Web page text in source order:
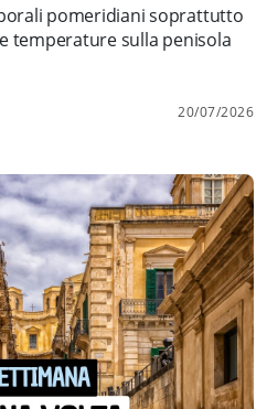
pomeridiani soprattutto
temperature sulla penisola
20/07/2026